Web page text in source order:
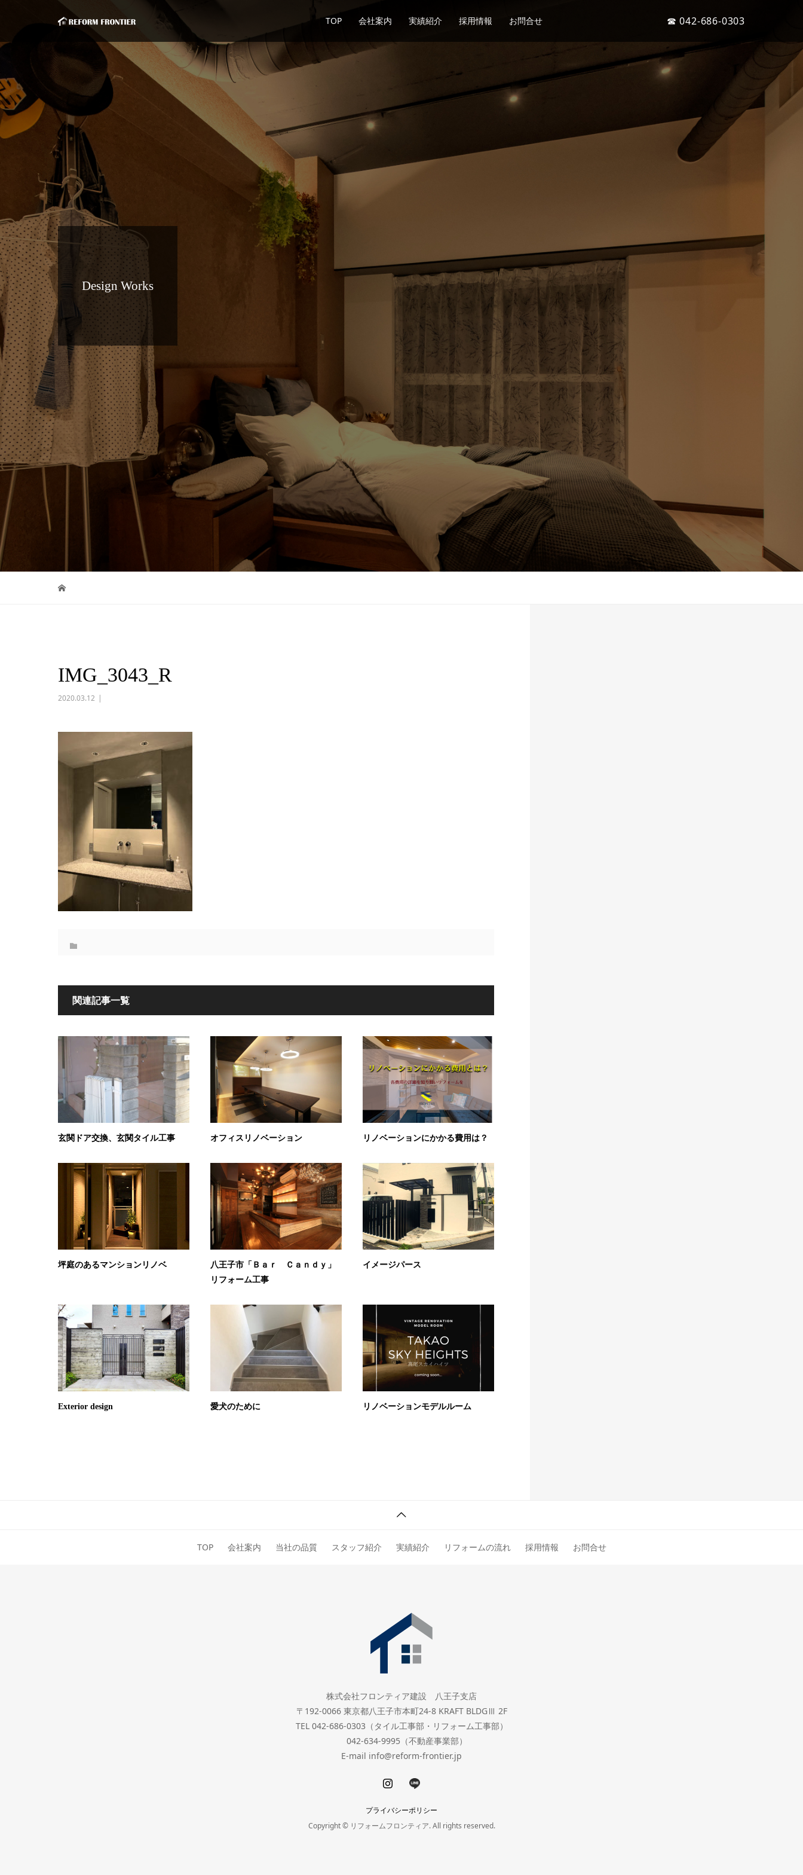
TOP 会社案内 実績紹介 採用情報 お問合せ ☎ 042-686-0303
Design Works
IMG_3043_R
2020.03.12
関連記事一覧
玄関ドア交換、玄関タイル工事 オフィスリノベーション リノベーションにかかる費用は？
坪庭のあるマンションリノベ
八王子市「Ｂａｒ Ｃａｎｄｙ」
リフォーム工事
イメージパース
Exterior design 愛犬のために リノベーションモデルルーム
TOP 会社案内 当社の品質 スタッフ紹介 実績紹介 リフォームの流れ 採用情報 お問合せ
株式会社フロンティア建設 八王子支店
〒192-0066 東京都八王子市本町24-8 KRAFT BLDGⅢ 2F
TEL 042-686-0303（タイル工事部・リフォーム工事部）
042-634-9995（不動産事業部）
E-mail info@reform-frontier.jp
プライバシーポリシー
Copyright © リフォームフロンティア. All rights reserved.